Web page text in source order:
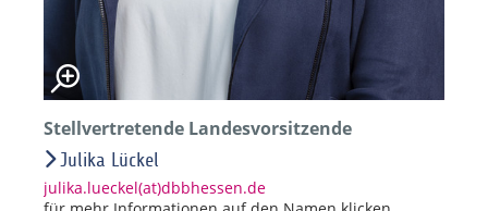
Stellvertretende Landesvorsitzende
Julika Lückel
julika.lueckel(at)dbbhessen.de